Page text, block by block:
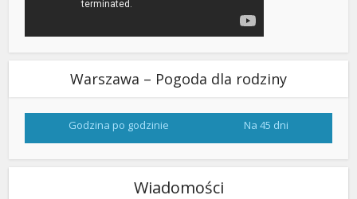
Warszawa – Pogoda dla rodziny
Godzina po godzinie Na 45 dni
Wiadomości